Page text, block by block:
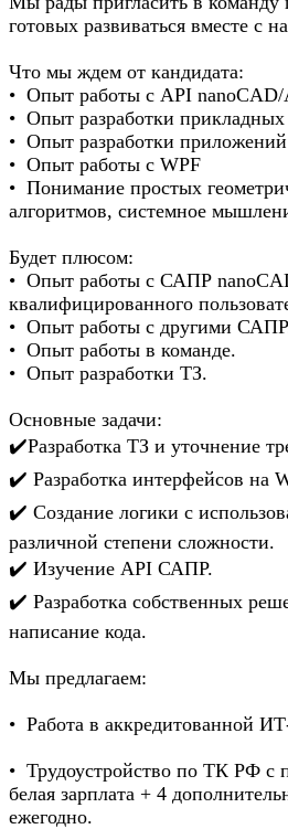
готовых развиваться вместе с
Что мы ждем от кандидата:
• Опыт работы с API
• Опыт разработки
• Опыт разработки
• Опыт работы с WPF
• Понимание простых
алгоритмов, системное
Будет плюсом:
• Опыт работы с САПР
квалифицированного
• Опыт работы с другими
• Опыт работы в команде.
• Опыт разработки ТЗ.
Основные задачи:
✔️Разработка ТЗ и уточнение
✔️ Разработка интерфейсов на
✔️ Создание логики с
различной степени сложности.
✔️ Изучение API САПР.
✔️ Разработка собственных
написание кода.
Мы предлагаем:
• Работа в аккредитованной
• Трудоустройство по ТК РФ с
белая зарплата + 4
ежегодно.